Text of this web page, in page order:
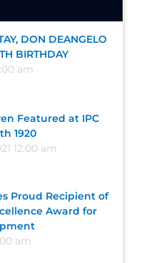
DON DEANGELO
BIRTHDAY
am
Featured at IPC
1920
12:00 am
Proud Recipient of
Award for
am